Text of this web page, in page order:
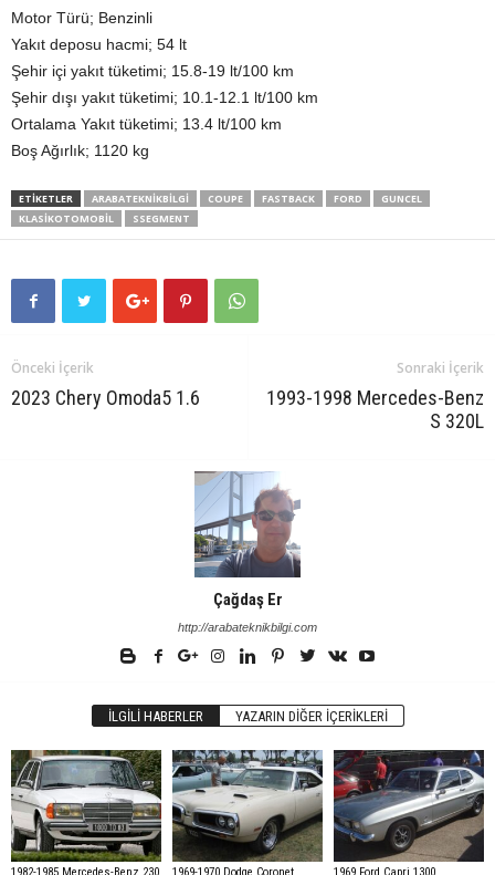
Motor Türü; Benzinli
Yakıt deposu hacmi; 54 lt
Şehir içi yakıt tüketimi; 15.8-19 lt/100 km
Şehir dışı yakıt tüketimi; 10.1-12.1 lt/100 km
Ortalama Yakıt tüketimi; 13.4 lt/100 km
Boş Ağırlık; 1120 kg
ETIKETLER ARABATEKNIKBILGI COUPE FASTBACK FORD
GUNCEL
KLASIKOTOMOBIL
SSEGMENT
Önceki İçerik
2023 Chery Omoda5 1.6
Sonraki İçerik
1993-1998 Mercedes-Benz
S 320L
Çağdaş Er
http://arabateknikbilgi.com
İLGILI HABERLER YAZARIN DIĞER İÇERIKLERI